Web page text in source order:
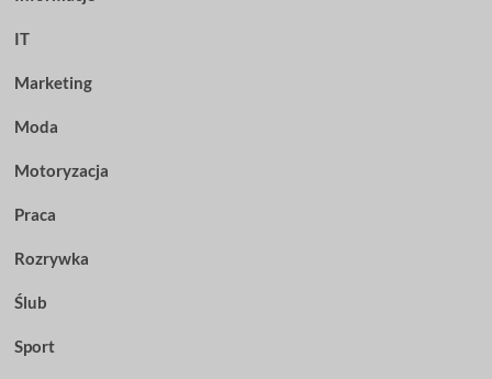
IT
Marketing
Moda
Motoryzacja
Praca
Rozrywka
Ślub
Sport